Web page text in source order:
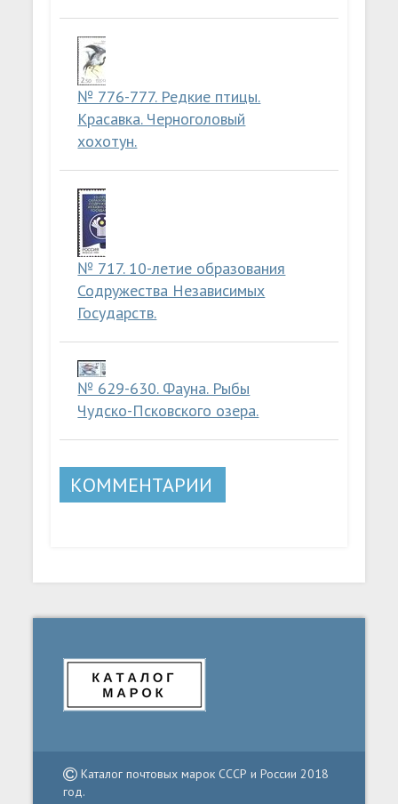
№ 776-777. Редкие птицы.
Красавка. Черноголовый
хохотун.
№ 717. 10-летие образования
Содружества Независимых
Государств.
№ 629-630. Фауна. Рыбы
Чудско-Псковского озера.
КОММЕНТАРИИ
Каталог почтовых марок СССР и России 2018
год.